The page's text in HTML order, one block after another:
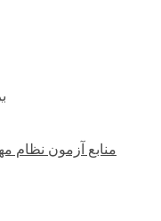
منابع آزمون نظام